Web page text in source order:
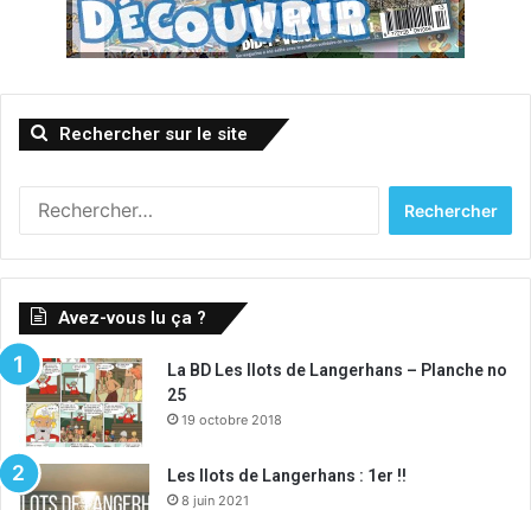
Rechercher sur le site
Avez-vous lu ça ?
La BD Les Ilots de Langerhans – Planche no
25
19 octobre 2018
Les Ilots de Langerhans : 1er !!
8 juin 2021